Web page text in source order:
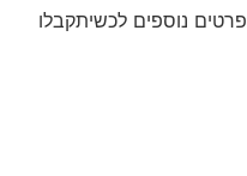
פרטים נוספים לכשיתקבלו